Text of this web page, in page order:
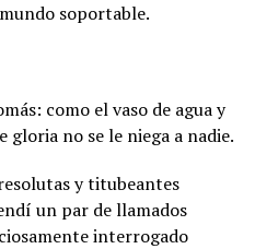
soportable.
como el vaso de agua y
gloria no se le niega a nadie.
y titubeantes
un par de llamados
interrogado